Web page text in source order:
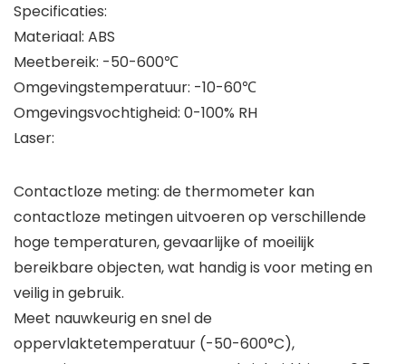
Specificaties:
Materiaal: ABS
Meetbereik: -50-600℃
Omgevingstemperatuur: -10-60℃
Omgevingsvochtigheid: 0-100% RH
Laser:
Contactloze meting: de thermometer kan
contactloze metingen uitvoeren op verschillende
hoge temperaturen, gevaarlijke of moeilijk
bereikbare objecten, wat handig is voor meting en
veilig in gebruik.
Meet nauwkeurig en snel de
oppervlaktetemperatuur (-50-600°C),